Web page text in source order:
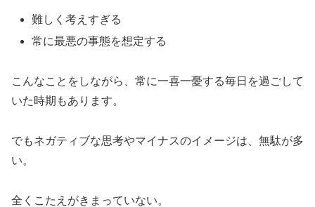
難しく考えすぎる
常に最悪の事態を想定する
こんなことをしながら、常に一喜一憂する毎日を過ごして
いた時期もあります。
でもネガティブな思考やマイナスのイメージは、無駄が多
い。
全くこたえがきまっていない。